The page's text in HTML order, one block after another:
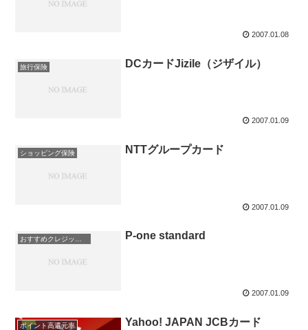
2007.01.08
旅行保険 DCカードJizile（ジザイル）
2007.01.09
ショッピング保険 NTTグループカード
2007.01.09
おすすめクレジットカード！ P-one standard
2007.01.09
ポイント高還元率 Yahoo! JAPAN JCBカード